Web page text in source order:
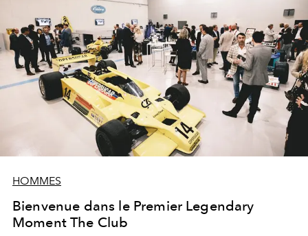
HOMMES
Bienvenue dans le Premier Legendary
Moment The Club